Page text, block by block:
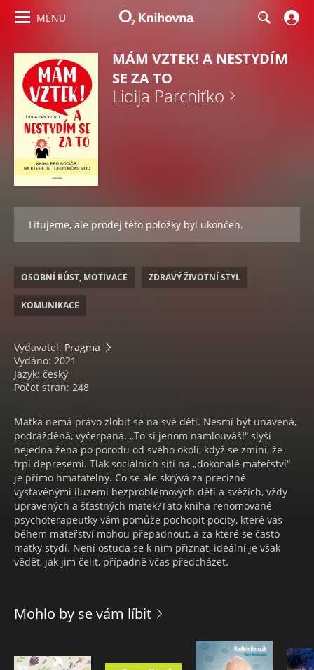
MENU
MÁM VZTEK! A NESTYDÍM
SE ZA TO
Lidija Parchiťko
Litujeme, ale prodej této položky byl ukončen.
OSOBNÍ RŮST, MOTIVACE ZDRAVÝ ŽIVOTNÍ STYL
KOMUNIKACE
Vydavatel: Pragma
Vydáno: 2021
Jazyk: český
Počet stran: 248
Matka nemá právo zlobit se na své děti. Nesmí být unavená,
podrážděná, vyčerpaná. „To si jenom namlouváš!“ slyší
nejedna žena po porodu od svého okolí, když se zmíní, že
trpí depresemi. Tlak sociálních sítí na „dokonalé mateřství“
je přímo hmatatelný. Co se ale skrývá za precizně
vystavěnými iluzemi bezproblémových dětí a svěžích, vždy
upravených a šťastných matek?Tato kniha renomované
psychoterapeutky vám pomůže pochopit pocity, které vás
během mateřství mohou přepadnout, a za které se často
matky stydí. Není ostuda se k nim přiznat, ideální je však
vědět, jak jim čelit, případně včas předcházet.
Mohlo by se vám líbit